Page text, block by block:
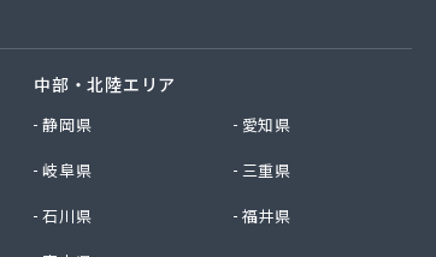
中部・北陸エリア
静岡県
愛知県
岐阜県
三重県
石川県
福井県